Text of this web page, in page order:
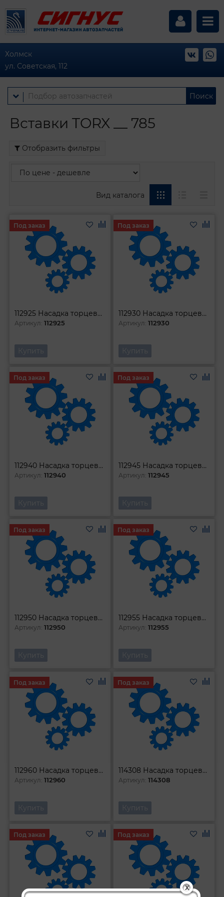
X
Холмск
ул. Советская, 112
Поиск
Вставки TORX __ 785
Отобразить фильтры
Вид каталога
112925 Насадка торцевая 1l2 DR с вставкой-битой TORX Т25
Артикул:112925
Под заказ
Купить
112930 Насадка торцевая 1l2 DR с вставкой-битой TORX Т30
Артикул:112930
Под заказ
Купить
112940 Насадка торцевая 1l2 DR с вставкой-битой TORX Т40
Артикул:112940
Под заказ
Купить
112945 Насадка торцевая 1l2 DR с вставкой-битой TORX Т45
Артикул:112945
Под заказ
Купить
112950 Насадка торцевая 1l2 DR с вставкой-битой TORX Т50
Артикул:112950
Под заказ
Купить
112955 Насадка торцевая 1l2 DR с вставкой-битой TORX Т55
Артикул:112955
Под заказ
Купить
112960 Насадка торцевая 1l2 DR с вставкой-битой TORX Т60
Артикул:112960
Под заказ
Купить
114308 Насадка торцевая 1l4DR с вставкой-битой TORX T8
Артикул:114308
Под заказ
Купить
Под заказ Под заказ